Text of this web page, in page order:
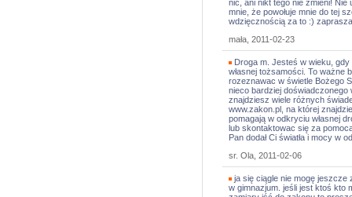
nic, ani nikt tego nie zmieni! Nie
mnie, że powołuje mnie do tej
wdzięcznością za to :)
mała, 2011-02-23
Droga m. Jesteś w wieku,
własnej tożsamości. To ważne
rozeznawac w świetle Bożego
nieco bardziej
znajdziesz wiele różnych
www.zakon.pl, na której
pomagają w odkryciu własnej
lub skontaktowac się za
Pan dodał Ci światła i mocy w
sr. Ola, 2011-02-06
ja się ciągle nie mogę
w gimnazjum. jeśli jest ktoś kto